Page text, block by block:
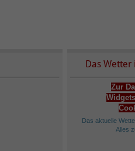
Das Wetter
Zur
Das aktuelle
Alles